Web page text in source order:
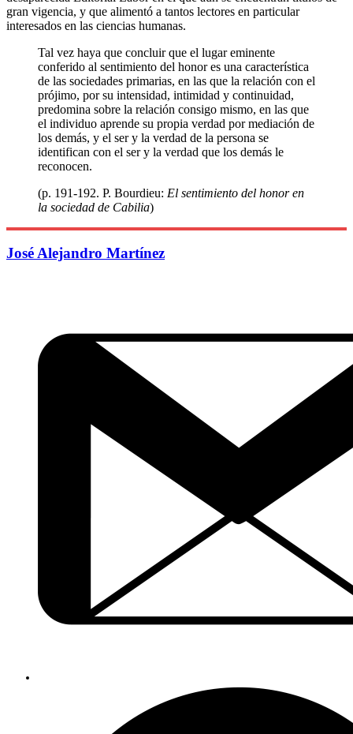
gran vigencia, y que alimentó a tantos lectores en particular
interesados en las ciencias humanas.
Tal vez haya que concluir que el lugar eminente
conferido al sentimiento del honor es una característica
de las sociedades primarias, en las que la relación con el
prójimo, por su intensidad, intimidad y continuidad,
predomina sobre la relación consigo mismo, en las que
el individuo aprende su propia verdad por mediación de
los demás, y el ser y la verdad de la persona se
identifican con el ser y la verdad que los demás le
reconocen.
(p. 191-192. P. Bourdieu: El sentimiento del honor en
la sociedad de Cabilia)
José Alejandro Martínez